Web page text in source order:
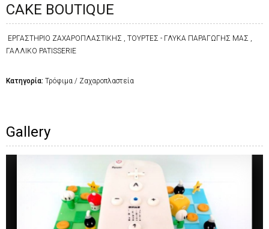
CAKE BOUTIQUE
ΕΡΓΑΣΤΗΡΙΟ ΖΑΧΑΡΟΠΛΑΣΤΙΚΗΣ , ΤΟΥΡΤΕΣ - ΓΛΥΚΑ ΠΑΡΑΓΩΓΗΣ ΜΑΣ ,
ΓΑΛΛΙΚΟ PATISSERIE
Κατηγορία: Τρόφιμα / Ζαχαροπλαστεία
Gallery